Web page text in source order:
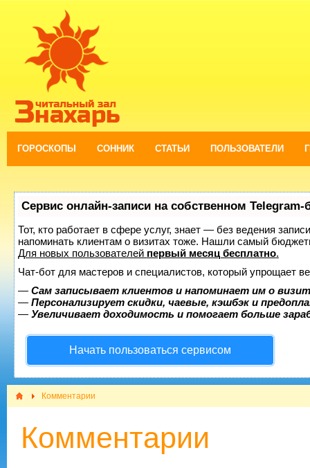
ГОРОСКОПЫ СОННИК СТАТЬИ ПОЛЬЗОВАТЕЛИ
Сервис онлайн-записи на собственном Telegram-
Тот, кто работает в сфере услуг, знает — без ведения
напоминать клиентам о визитах тоже. Нашли самый
Для новых пользователей первый месяц бесплатно.
Чат-бот для мастеров и специалистов, который упрощает
— Сам записывает клиентов и напоминает им о
— Персонализирует скидки, чаевые, кэшбэк и
— Увеличивает доходимость и помогает больше
Начать пользоваться сервисом
Комментарии
Комментарии